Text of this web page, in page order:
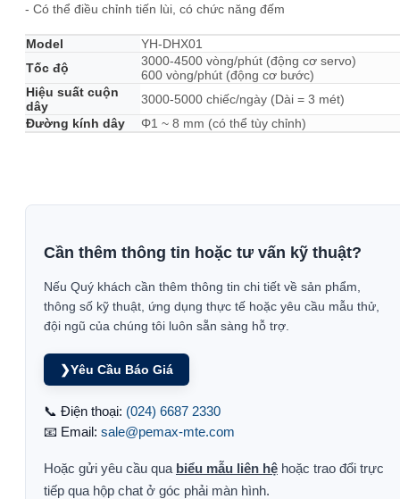
- Có thể điều chỉnh tiến lùi, có chức năng đếm
Model
YH-DHX01
Tốc độ
3000-4500 vòng/phút (động cơ servo)
600 vòng/phút (động cơ bước)
Hiệu suất cuộn
dây
3000-5000 chiếc/ngày (Dài = 3 mét)
Đường kính dây
Φ1 ~ 8 mm (có thể tùy chỉnh)
Cần thêm thông tin hoặc tư vấn kỹ thuật?
Nếu Quý khách cần thêm thông tin chi tiết về sản phẩm,
thông số kỹ thuật, ứng dụng thực tế hoặc yêu cầu mẫu thử,
đội ngũ của chúng tôi luôn sẵn sàng hỗ trợ.
❯Yêu Cầu Báo Giá
📞 Điện thoại: (024) 6687 2330
📧 Email: sale@pemax-mte.com
Hoặc gửi yêu cầu qua biểu mẫu liên hệ hoặc trao đổi trực
tiếp qua hộp chat ở góc phải màn hình.